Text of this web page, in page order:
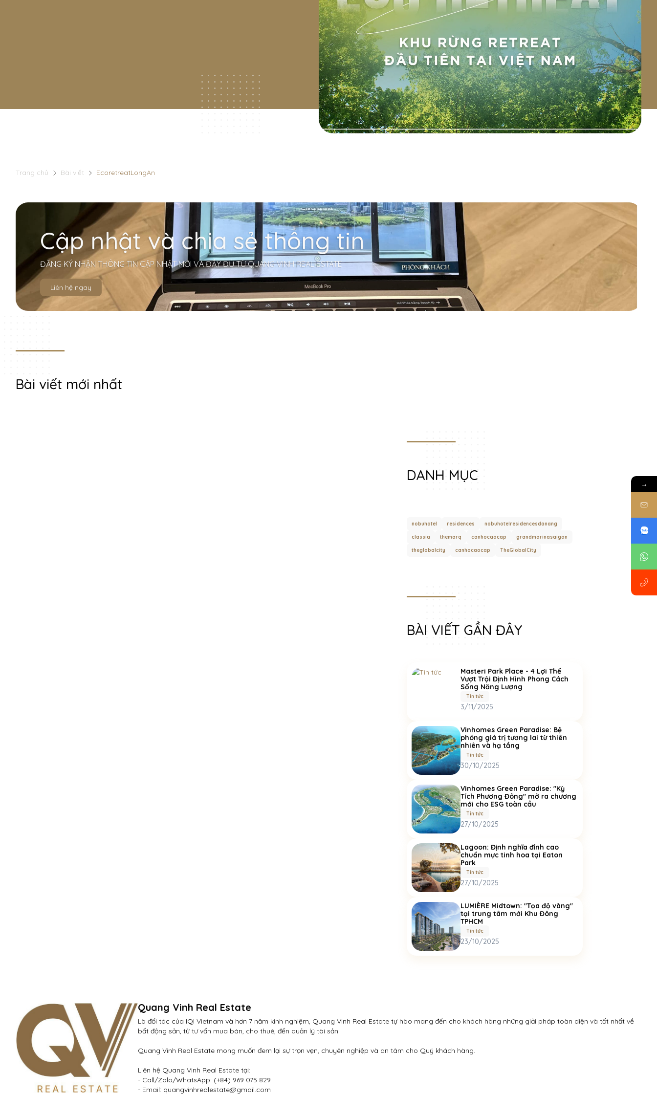
Trang chủ Bài viết EcoretreatLongAn
Cập nhật và chia sẻ thông tin
ĐĂNG KÝ NHẬN THÔNG TIN CẬP NHẬT MỚI VÀ ĐẦY ĐỦ TỪ QUANG VINH REAL ESTATE
Liên hệ ngay
Bài viết mới nhất
DANH MỤC
nobuhotel residences nobuhotelresidencesdanang
classia themarq canhocaocap grandmarinasaigon
theglobalcity canhocaocap TheGlobalCity
BÀI VIẾT GẦN ĐÂY
Masteri Park Place - 4 Lợi Thế
Vượt Trội Định Hình Phong Cách
Sống Năng Lượng
Tin tức
3/11/2025
Vinhomes Green Paradise: Bệ
phóng giá trị tương lai từ thiên
nhiên và hạ tầng
Tin tức
30/10/2025
Vinhomes Green Paradise: "Kỳ
Tích Phương Đông" mở ra chương
mới cho ESG toàn cầu
Tin tức
27/10/2025
Lagoon: Định nghĩa đỉnh cao
chuẩn mực tinh hoa tại Eaton
Park
Tin tức
27/10/2025
LUMIÈRE Midtown: "Tọa độ vàng"
tại trung tâm mới Khu Đông
TPHCM
Tin tức
23/10/2025
Quang Vinh Real Estate
Là đối tác của IQI Vietnam và hơn 7 năm kinh nghiệm, Quang Vinh Real Estate tự hào mang đến cho khách hàng những giải pháp toàn diện và tốt nhất về
bất động sản, từ tư vấn mua bán, cho thuê, đến quản lý tài sản.
Quang Vinh Real Estate mong muốn đem lại sự trọn vẹn, chuyên nghiệp và an tâm cho Quý khách hàng.
Liên hệ Quang Vinh Real Estate tại:
- Call/Zalo/WhatsApp: (+84) 969 075 829
- Email: quangvinhrealestate@gmail.com
→